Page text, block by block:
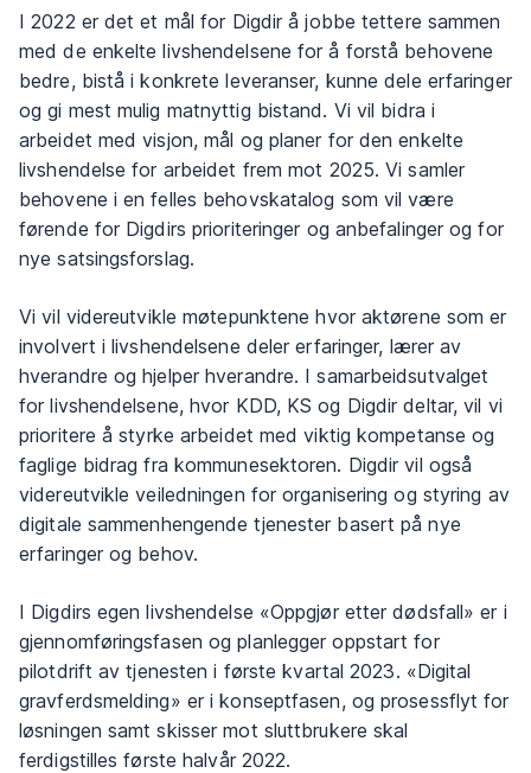
I 2022 er det et mål for Digdir å jobbe tettere sammen
med de enkelte livshendelsene for å forstå behovene
bedre, bistå i konkrete leveranser, kunne dele erfaringer
og gi mest mulig matnyttig bistand. Vi vil bidra i
arbeidet med visjon, mål og planer for den enkelte
livshendelse for arbeidet frem mot 2025. Vi samler
behovene i en felles behovskatalog som vil være
førende for Digdirs prioriteringer og anbefalinger og for
nye satsingsforslag.
Vi vil videreutvikle møtepunktene hvor aktørene som er
involvert i livshendelsene deler erfaringer, lærer av
hverandre og hjelper hverandre. I samarbeidsutvalget
for livshendelsene, hvor KDD, KS og Digdir deltar, vil vi
prioritere å styrke arbeidet med viktig kompetanse og
faglige bidrag fra kommunesektoren. Digdir vil også
videreutvikle veiledningen for organisering og styring av
digitale sammenhengende tjenester basert på nye
erfaringer og behov.
I Digdirs egen livshendelse «Oppgjør etter dødsfall» er i
gjennomføringsfasen og planlegger oppstart for
pilotdrift av tjenesten i første kvartal 2023. «Digital
gravferdsmelding» er i konseptfasen, og prosessflyt for
løsningen samt skisser mot sluttbrukere skal
ferdigstilles første halvår 2022.